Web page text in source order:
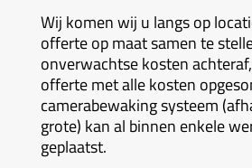
Wij komen wij u langs op
offerte op maat samen te
onverwachtse kosten
offerte met alle kosten
camerabewaking systeem
grote) kan al binnen enkele
geplaatst.